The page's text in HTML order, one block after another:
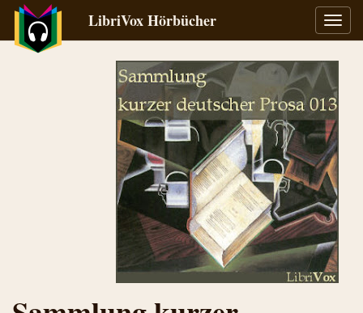
LibriVox Hörbücher